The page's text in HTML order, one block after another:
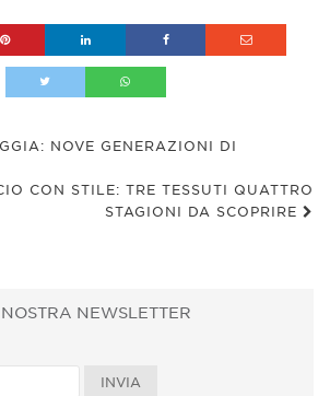
NOVE GENERAZIONI DI
CON STILE: TRE TESSUTI QUATTRO
STAGIONI DA SCOPRIRE
NEWSLETTER